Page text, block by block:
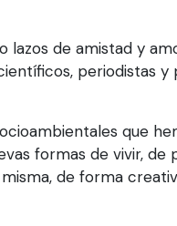
lazos de amistad y
periodistas y
que
formas de vivir, de
de forma